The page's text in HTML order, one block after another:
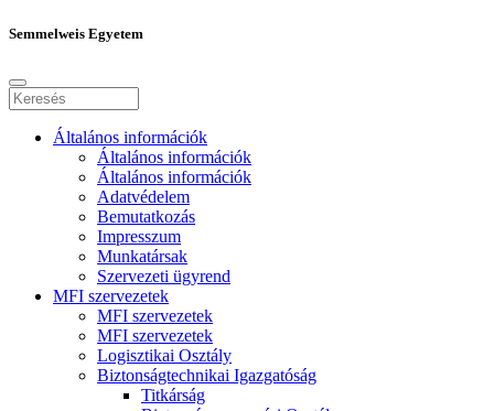
Semmelweis Egyetem
Általános információk
Általános információk
Általános információk
Adatvédelem
Bemutatkozás
Impresszum
Munkatársak
Szervezeti ügyrend
MFI szervezetek
MFI szervezetek
MFI szervezetek
Logisztikai Osztály
Biztonságtechnikai Igazgatóság
Titkárság